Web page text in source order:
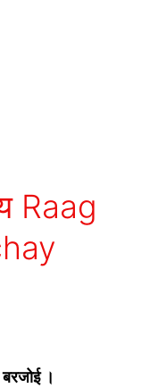
Raag
।